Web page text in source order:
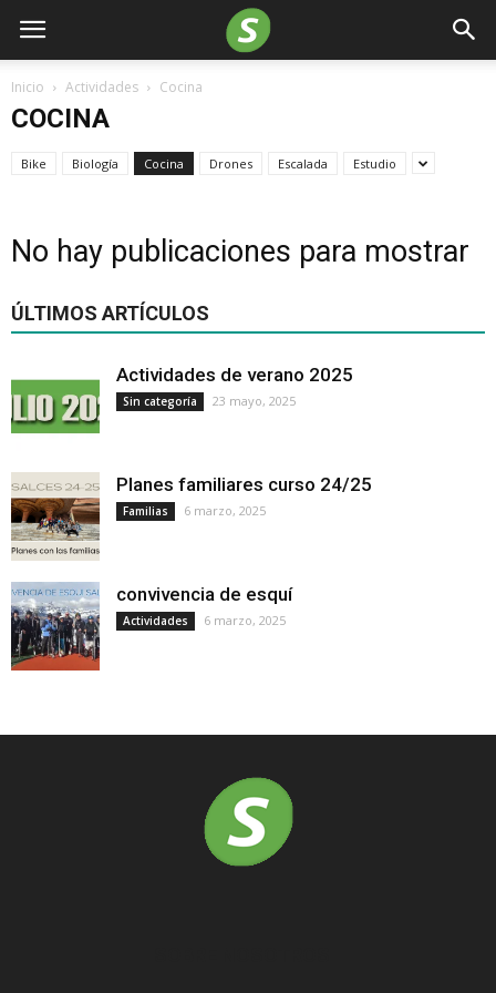
Inicio Actividades Cocina
COCINA
Bike Biología Cocina Drones Escalada Estudio
No hay publicaciones para mostrar
ÚLTIMOS ARTÍCULOS
Actividades de verano 2025
Sin categoría 23 mayo, 2025
Planes familiares curso 24/25
Familias 6 marzo, 2025
convivencia de esquí
Actividades 6 marzo, 2025